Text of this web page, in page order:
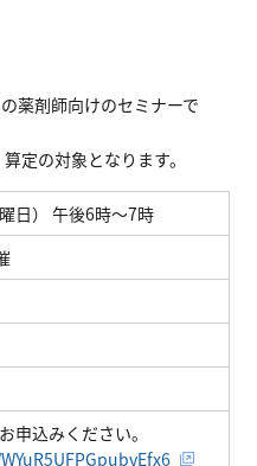
薬剤師向けのセミナーで
定の対象となります。
日） 午後6時～7時
申込みください。